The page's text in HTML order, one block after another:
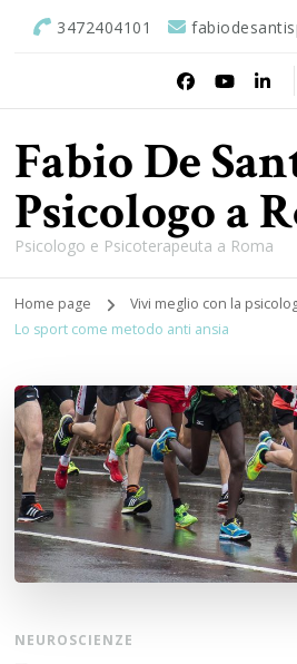
3472404101
Fabio De
Psicologo a
Psicologo e Psicoterapeuta a Roma
Home page Vivi meglio con la
Lo sport come metodo anti ansia
NEUROSCIENZE